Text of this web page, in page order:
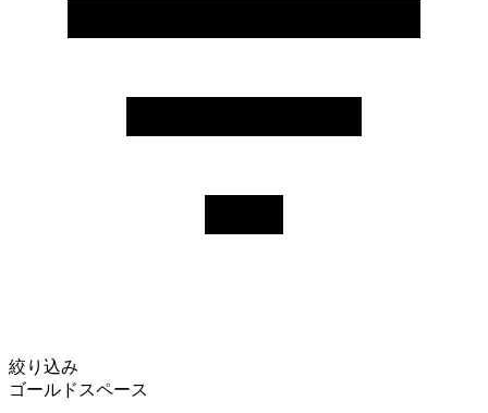
絞り込み
ゴールドスペース